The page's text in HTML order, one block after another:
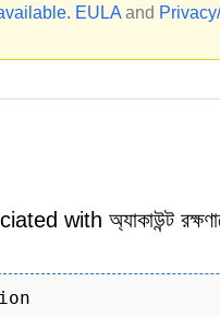
EULA and
অ্যাকাউন্ট